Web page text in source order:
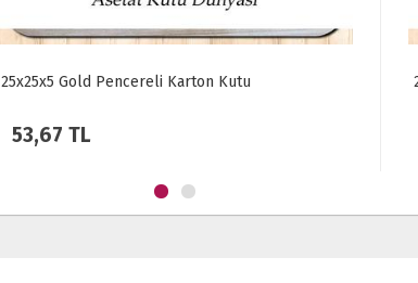
25x25x5 Gold Pencereli Karton Kutu
53,67 TL